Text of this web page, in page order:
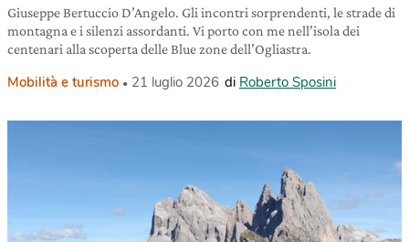
Giuseppe Bertuccio D’Angelo. Gli incontri sorprendenti, le strade di
montagna e i silenzi assordanti. Vi porto con me nell’isola dei
centenari alla scoperta delle Blue zone dell’Ogliastra.
Mobilità e turismo 21 luglio 2026 di Roberto Sposini